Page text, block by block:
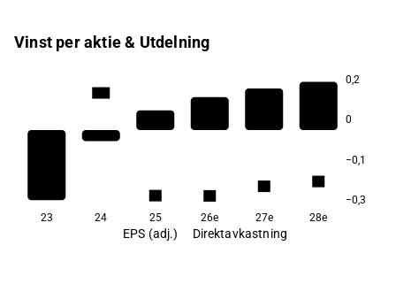
Vinst per aktie & Utdelning
0,2
0
−0,1
−0,3
5,4
6,6 7,2
23 24 25 26e 27e 28e
EPS (adj.) Direktavkastning